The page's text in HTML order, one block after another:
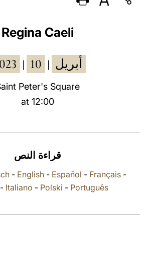
PORTUGUÊS
Regina Caeli
أبريل 10
Peter's Square
at 12:00
قراءة النص
- English- Español - Français-
- Italiano - Polski - Português